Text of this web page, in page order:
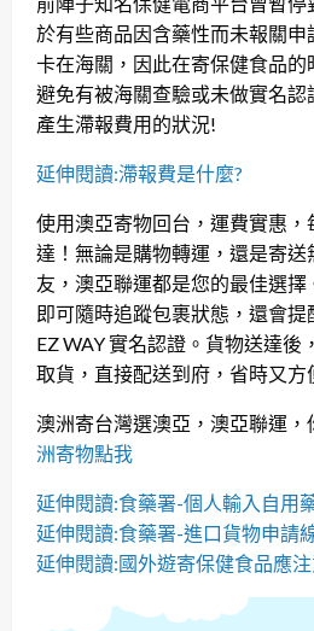
於有些商品因含藥性而未報關
卡在海關，因此在寄保健食品的
避免有被海關查驗或未做實名
產生滯報費用的狀況!
延伸閱讀:滯報費是什麼?
使用澳亞寄物回台，運費實惠
達！無論是購物轉運，還是寄
友，澳亞聯運都是您的最佳選擇
即可隨時追蹤包裹狀態，還會
EZ WAY 實名認證。貨物送達後
取貨，直接配送到府，省時又方
澳洲寄台灣選澳亞，澳亞聯運，
洲寄物點我
延伸閱讀:食藥署-個人輸入自用
延伸閱讀:食藥署-進口貨物申請
延伸閱讀:國外遊寄保健食品應